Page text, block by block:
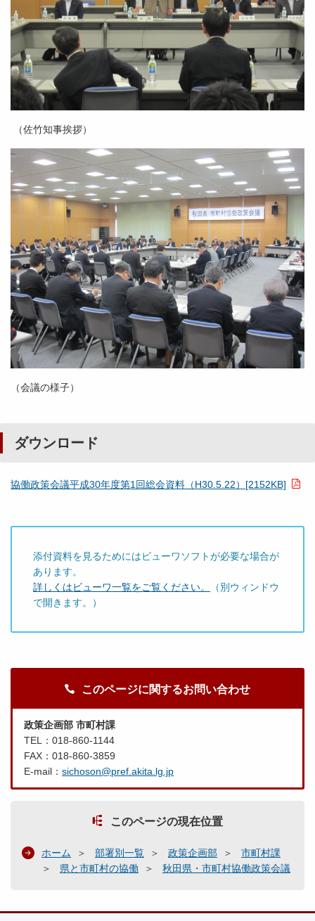
（佐竹知事挨拶）
（会議の様子）
ダウンロード
協働政策会議平成30年度第1回総会資料（H30.5.22）[2152KB]
添付資料を見るためにはビューワソフトが必要な場合が
あります。
詳しくはビューワ一覧をご覧ください。
（別ウィンドウ
で開きます。）
このページに関するお問い合わせ
政策企画部 市町村課
TEL：018-860-1144
FAX：018-860-3859
E-mail： sichoson@pref.akita.lg.jp
このページの現在位置
ホーム 部署別一覧 政策企画部
市町村課
県と市町村の協働
秋田県・市町村協働政策会議